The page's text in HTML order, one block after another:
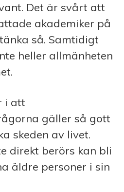
Det är svårt att
akademiker på
så. Samtidigt
heller allmänheten
i att
gäller så gott
skeden av livet.
direkt berörs kan bli
äldre personer i sin